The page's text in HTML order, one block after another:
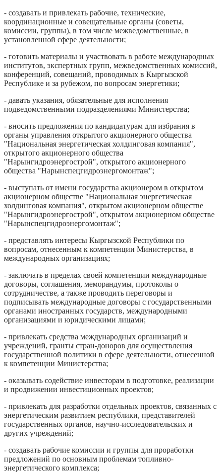
- создавать и привлекать рабочие, технические,
координационные и совещательные органы (советы,
комиссии, группы), в том числе межведомственные, в
установленной сфере деятельности;
- готовить материалы и участвовать в работе международных
институтов, экспертных групп, межведомственных комиссий,
конференций, совещаний, проводимых в Кыргызской
Республике и за рубежом, по вопросам энергетики;
- давать указания, обязательные для исполнения
подведомственными подразделениями Министерства;
- вносить предложения по кандидатурам для избрания в
органы управления открытого акционерного общества
"Национальная энергетическая холдинговая компания",
открытого акционерного общества
"Нарынгидроэнергострой", открытого акционерного
общества "Нарынспецгидроэнергомонтаж";
- выступать от имени государства акционером в открытом
акционерном обществе "Национальная энергетическая
холдинговая компания", открытом акционерном обществе
"Нарынгидроэнергострой", открытом акционерном обществе
"Нарынспецгидроэнергомонтаж";
- представлять интересы Кыргызской Республики по
вопросам, отнесенным к компетенции Министерства, в
международных организациях;
- заключать в пределах своей компетенции международные
договоры, соглашения, меморандумы, протоколы о
сотрудничестве, а также проводить переговоры и
подписывать международные договоры с государственными
органами иностранных государств, международными
организациями и юридическими лицами;
- привлекать средства международных организаций и
учреждений, гранты стран-доноров для осуществления
государственной политики в сфере деятельности, отнесенной
к компетенции Министерства;
- оказывать содействие инвесторам в подготовке, реализации
и продвижении инвестиционных проектов;
- привлекать для разработки отдельных проектов, связанных с
энергетическим развитием республики, представителей
государственных органов, научно-исследовательских и
других учреждений;
- создавать рабочие комиссии и группы для проработки
предложений по основным проблемам топливно-
энергетического комплекса;